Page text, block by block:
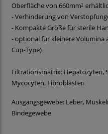
Oberfläche von 660mm²
- Verhinderung von
- Kompakte Größe für sterile
- optional für kleinere Volumina
Cup-Type)
Filtrationsmatrix: Hepatozyten,
Mycocyten, Fibroblasten
Ausgangsgewebe: Leber,
Bindegewebe